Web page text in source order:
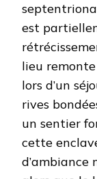
est
lieu
lors d’un
rives
un sentier
cette
d’ambiance